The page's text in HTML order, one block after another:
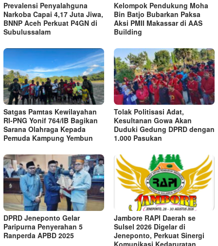
Prevalensi Penyalahguna
Narkoba Capai 4,17 Juta Jiwa,
BNNP Aceh Perkuat P4GN di
Subulussalam
Kelompok Pendukung Moha
Bin Batjo Bubarkan Paksa
Aksi PMII Makassar di AAS
Building
Satgas Pamtas Kewilayahan
RI-PNG Yonif 764/IB Bagikan
Sarana Olahraga Kepada
Pemuda Kampung Yembun
Tolak Politisasi Adat,
Kesultanan Gowa Akan
Duduki Gedung DPRD dengan
1.000 Pasukan
DPRD Jeneponto Gelar
Paripurna Penyerahan 5
Ranperda APBD 2025
Jambore RAPI Daerah se
Sulsel 2026 Digelar di
Jeneponto, Perkuat Sinergi